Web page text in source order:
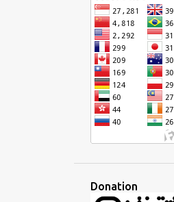
septembre 2023
juillet 2023
juin 2023
mai 2023
avril 2023
février 2023
janvier 2023
Donation